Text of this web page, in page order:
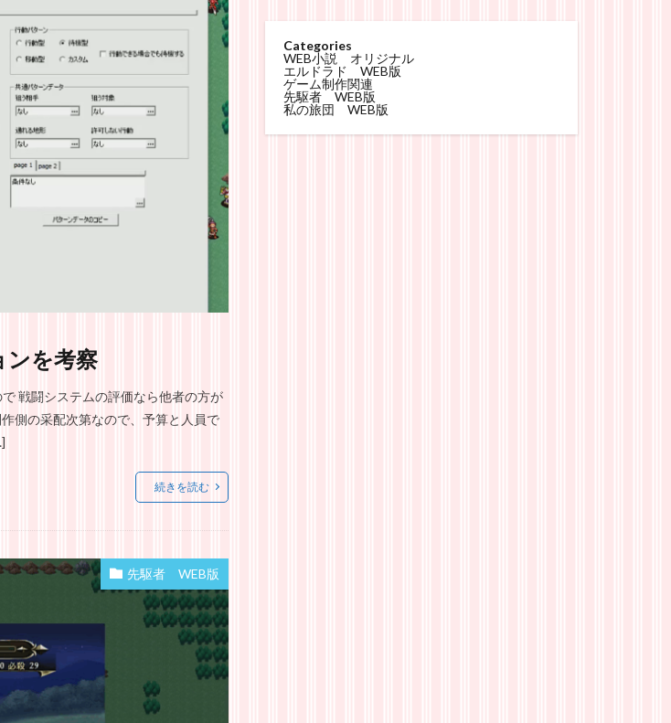
ンを考察
戦闘システムの評価なら他者の方が
側の采配次第なので、予算と人員で
続きを読む
先駆者 WEB版
Categories
WEB小説 オリジナル
エルドラド WEB版
ゲーム制作関連
先駆者 WEB版
私の旅団 WEB版